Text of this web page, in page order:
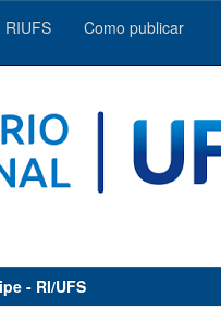
RIUFS Como publicar
- RI/UFS